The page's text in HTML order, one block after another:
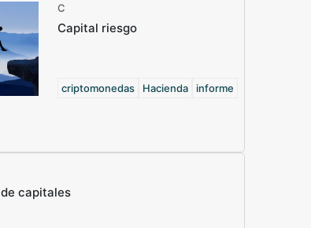
C
Capital riesgo
criptomonedas Hacienda informe
capitales